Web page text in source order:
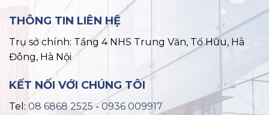
THÔNG TIN LIÊN HỆ
Trụ sở chính: Tầng 4 NHS Trung Văn, Tố Hữu, Hà
Đông, Hà Nội
KẾT NỐI VỚI CHÚNG TÔI
Tel: 08 6868 2525-0936 009917